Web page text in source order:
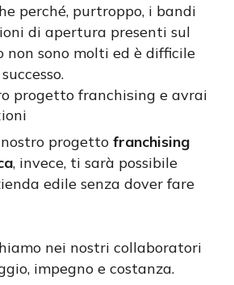
perché, purtroppo, i bandi
di apertura presenti sul
sono molti ed è difficile
progetto franchising e avrai
progetto franchising
, invece, ti sarà possibile
edile senza dover fare
nei nostri collaboratori
impegno e costanza.